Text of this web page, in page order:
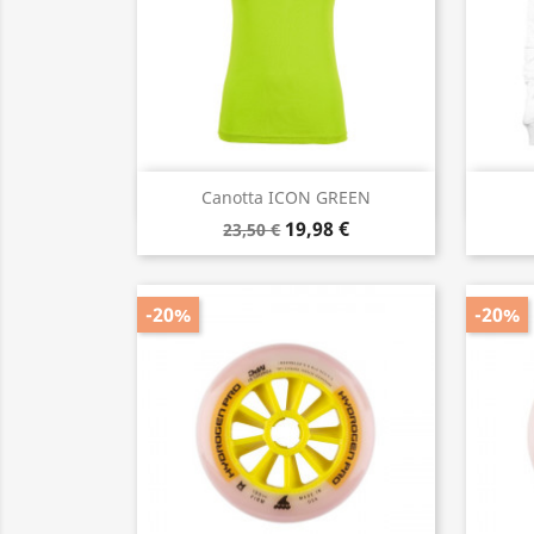
Canotta ICON GREEN
23,50 € 19,98 €
Anteprima
-20% -20%